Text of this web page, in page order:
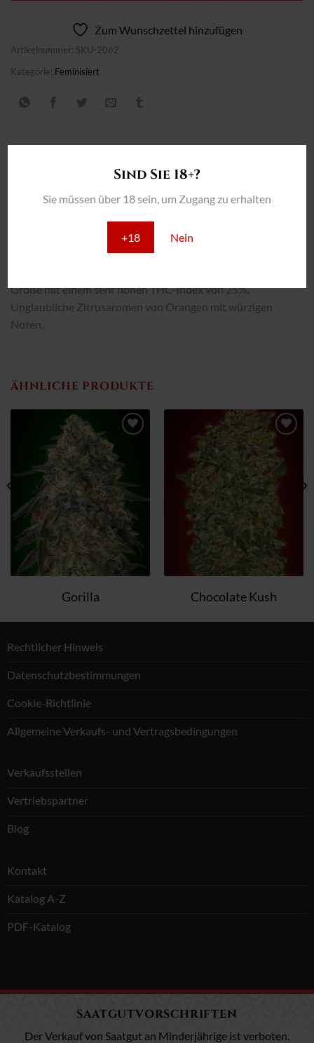
Sind Sie 18+?
Sie müssen über 18 sein, um Zugang zu erhalten
+18 Nein
Zum Wunschzettel hinzufügen
Artikelnummer: SKU-2062
Kategorie: Feminisiert
Größe mit einem sehr hohen THC-Index von 25%.
Unglaubliche Zitrusaromen von Orangen mit würzigen
Noten.
ÄHNLICHE PRODUKTE
Zum
Wunschzettel
hinzufügen
Gorilla
Zum
Wunschzettel
hinzufügen
Chocolate Kush
Rechtlicher Hinweis
Datenschutzbestimmungen
Cookie-Richtlinie
Allgemeine Verkaufs- und Vertragsbedingungen
Verkaufsstellen
Vertriebspartner
Blog
Kontakt
Katalog A-Z
PDF-Katalog
SAATGUTVORSCHRIFTEN
Der Verkauf von Saatgut an Minderjährige ist verboten.